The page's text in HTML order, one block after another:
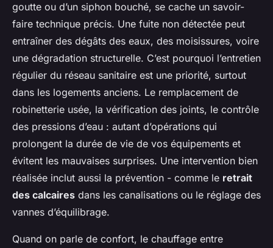
goutte ou d’un siphon bouché, se cache un savoir-
faire technique précis. Une fuite non détectée peut
entraîner des dégâts des eaux, des moisissures, voire
une dégradation structurelle. C’est pourquoi l’entretien
régulier du réseau sanitaire est une priorité, surtout
dans les logements anciens. Le remplacement de
robinetterie usée, la vérification des joints, le contrôle
des pressions d’eau : autant d’opérations qui
prolongent la durée de vie de vos équipements et
évitent les mauvaises surprises. Une intervention bien
réalisée inclut aussi la prévention - comme le retrait
des calcaires dans les canalisations ou le réglage des
vannes d’équilibrage.
Quand on parle de confort, le chauffage entre